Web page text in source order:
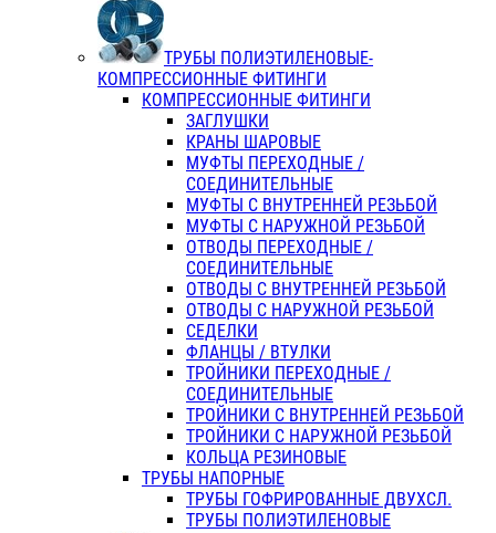
ТРУБЫ ПОЛИЭТИЛЕНОВЫЕ-
КОМПРЕССИОННЫЕ ФИТИНГИ
КОМПРЕССИОННЫЕ ФИТИНГИ
ЗАГЛУШКИ
КРАНЫ ШАРОВЫЕ
МУФТЫ ПЕРЕХОДНЫЕ /
СОЕДИНИТЕЛЬНЫЕ
МУФТЫ С ВНУТРЕННЕЙ РЕЗЬБОЙ
МУФТЫ С НАРУЖНОЙ РЕЗЬБОЙ
ОТВОДЫ ПЕРЕХОДНЫЕ /
СОЕДИНИТЕЛЬНЫЕ
ОТВОДЫ С ВНУТРЕННЕЙ РЕЗЬБОЙ
ОТВОДЫ С НАРУЖНОЙ РЕЗЬБОЙ
СЕДЕЛКИ
ФЛАНЦЫ / ВТУЛКИ
ТРОЙНИКИ ПЕРЕХОДНЫЕ /
СОЕДИНИТЕЛЬНЫЕ
ТРОЙНИКИ С ВНУТРЕННЕЙ РЕЗЬБОЙ
ТРОЙНИКИ С НАРУЖНОЙ РЕЗЬБОЙ
КОЛЬЦА РЕЗИНОВЫЕ
ТРУБЫ НАПОРНЫЕ
ТРУБЫ ГОФРИРОВАННЫЕ ДВУХСЛ.
ТРУБЫ ПОЛИЭТИЛЕНОВЫЕ